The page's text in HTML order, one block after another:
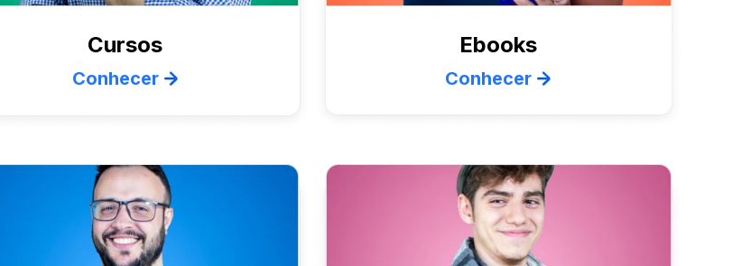
Cursos
Conhecer
Ebooks
Conhecer